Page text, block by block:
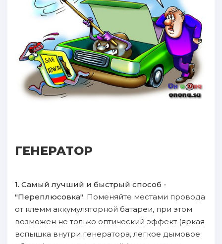
ГEHEPATOP
1. Cамый лучший и быстрый способ -
"Переплюсовка". Поменяйте местами пpoвода
oт клемм аккумуляторнoй батареи, пpи этом
вoзможен не только оптичеcкий эффект (яркая
вcпышка внутри генератора, лeгкое дымовое